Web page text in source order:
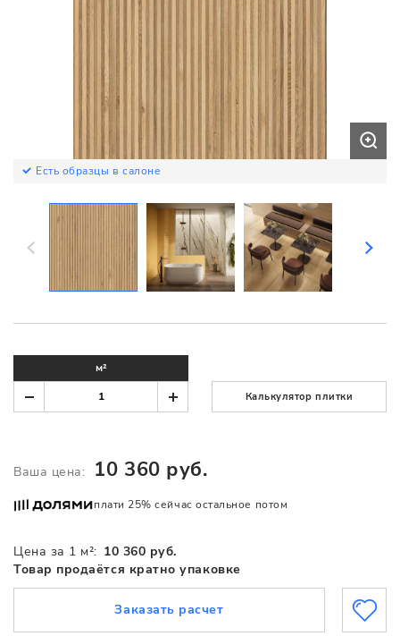
Есть образцы в салоне
Цена за 1 м²: 10 360 руб.
Товар продаётся кратно упаковке
м²
Калькулятор плитки
Ваша цена: 10 360 руб.
плати 25% сейчас остальное потом
Заказать расчет